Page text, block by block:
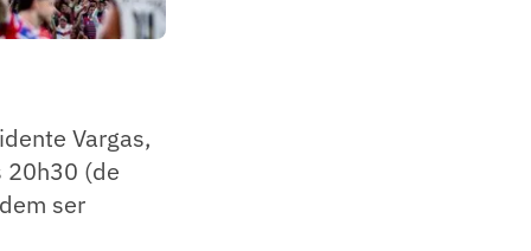
Vargas,
20h30 (de
ser